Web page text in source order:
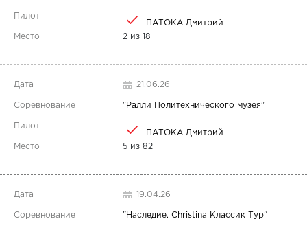
ПАТОКА Дмитрий
2 из 18
21.06.26
"Ралли Политехнического музея"
ПАТОКА Дмитрий
5 из 82
19.04.26
"Наследие. Christina Классик Тур"